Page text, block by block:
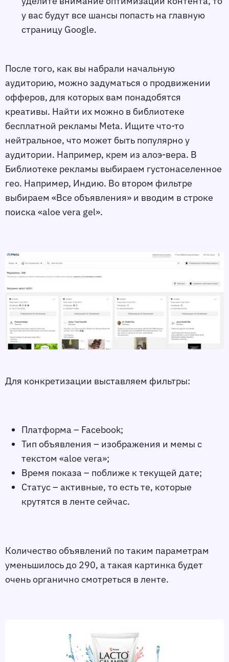
у вас будут все шансы попасть на главную
страницу Google.
После того, как вы набрали начальную
аудиторию, можно задуматься о продвижении
офферов, для которых вам понадобятся
креативы. Найти их можно в библиотеке
бесплатной рекламы Meta. Ищите что-то
нейтральное, что может быть популярно у
аудитории. Например, крем из алоэ-вера. В
Библиотеке рекламы выбираем густонаселенное
гео. Например, Индию. Во втором фильтре
выбираем «Все объявления» и вводим в строке
поиска «aloe vera gel».
Для конкретизации выставляем фильтры:
Платформа – Facebook;
Тип объявления – изображения и мемы с
текстом «aloe vera»;
Время показа – поближе к текущей дате;
Статус – активные, то есть те, которые
крутятся в ленте сейчас.
Количество объявлений по таким параметрам
уменьшилось до 290, а такая картинка будет
очень органично смотреться в ленте.